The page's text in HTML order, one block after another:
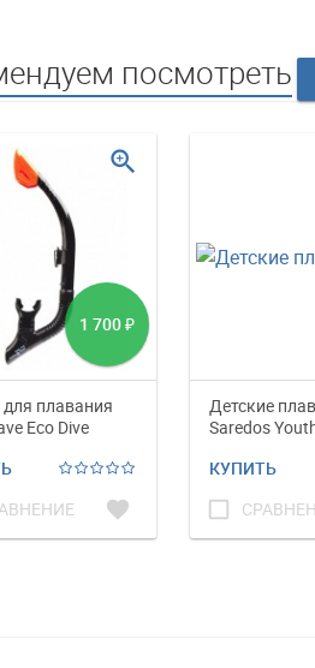
посмотреть
1 700 ₽
для плавания
Eco Dive
favorite
zoom_in
Детские
Saredos
КУПИТЬ
check_box_outline_blank